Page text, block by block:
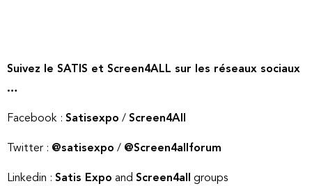
Suivez le SATIS et Screen4ALL sur les réseaux sociaux
…
Facebook : Satisexpo / Screen4All
Twitter : @satisexpo / @Screen4allforum
Linkedin : Satis Expo and Screen4all groups